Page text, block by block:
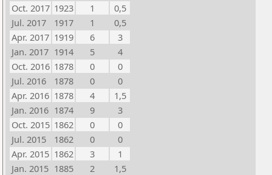
Oct. 2017 1923 1
0,5
Jul. 2017
1917 1
0,5
Apr. 2017 1919 6
3
Jan. 2017 1914 5
4
Oct. 2016 1878 0
0
Jul. 2016
1878 0
0
Apr. 2016 1878 4
1,5
Jan. 2016 1874 9
3
Oct. 2015 1862 0
0
Jul. 2015
1862 0
0
Apr. 2015 1862 3
1
Jan. 2015 1885 2
1,5